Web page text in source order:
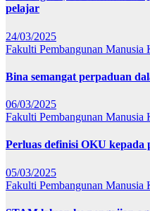
pelajar
24/03/2025
Fakulti Pembangunan Manusia
Bina semangat perpaduan
06/03/2025
Fakulti Pembangunan Manusia
Perluas definisi OKU kepada
05/03/2025
Fakulti Pembangunan Manusia